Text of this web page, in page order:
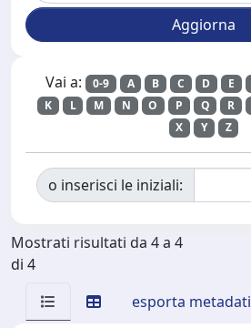
Vai a: 0-9 A B C D E
K
L M N O P Q R
X
Y Z
o inserisci le iniziali:
Mostrati risultati da 4 a 4
di 4
esporta metadati